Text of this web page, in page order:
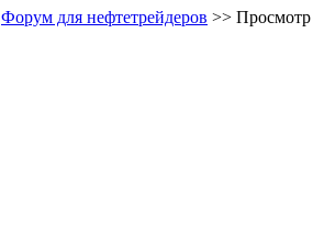
Форум для нефтетрейдеров >>